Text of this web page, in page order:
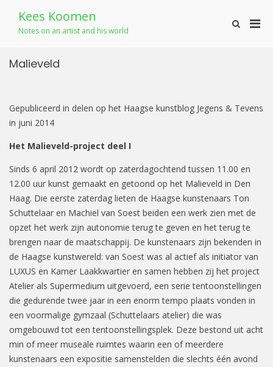
content
Kees Koomen
Notes on an artist and his world
Show
Malieveld
Gepubliceerd in delen op het Haagse kunstblog Jegens & Tevens
in juni 2014
Het Malieveld-project deel I
Sinds 6 april 2012 wordt op zaterdagochtend tussen 11.00 en
12.00 uur kunst gemaakt en getoond op het Malieveld in Den
Haag. Die eerste zaterdag lieten de Haagse kunstenaars Ton
Schuttelaar en Machiel van Soest beiden een werk zien met de
opzet het werk zijn autonomie terug te geven en het terug te
brengen naar de maatschappij. De kunstenaars zijn bekenden in
de Haagse kunstwereld: van Soest was al actief als initiator van
LUXUS en Kamer Laakkwartier en samen hebben zij het project
Atelier als Supermedium uitgevoerd, een serie tentoonstellingen
die gedurende twee jaar in een enorm tempo plaats vonden in
een voormalige gymzaal (Schuttelaars atelier) die was
omgebouwd tot een tentoonstellingsplek. Deze bestond uit acht
min of meer museale ruimtes waarin een of meerdere
kunstenaars een expositie samenstelden die slechts één avond